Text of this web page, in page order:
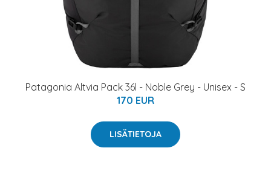
Patagonia Altvia Pack 36l - Noble Grey - Unisex - S
170 EUR
LISÄTIETOJA